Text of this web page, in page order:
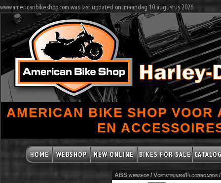
www.americanbikeshop.com was last updated on: maandag 10 augustus 2026
AMERICAN BIKE SHOP VOOR
EN
HOME WEBSHOP NEW ONLINE BIKES FOR SALE
ABS webshop / Voetsteunen/Floorboards